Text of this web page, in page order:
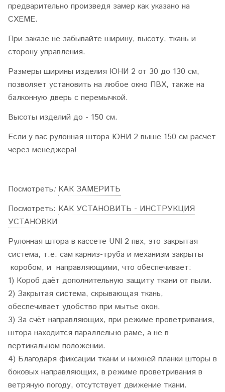
предварительно произведя замер как указано на
СХЕМЕ.
При заказе не забывайте ширину, высоту, ткань и
сторону управления.
Размеры ширины изделия ЮНИ 2 от 30 до 130 см,
позволяет установить на любое окно ПВХ, также на
балконную дверь с перемычкой.
Высоты изделий до - 150 см.
Если у вас рулонная штора ЮНИ 2 выше 150 см расчет
через менеджера!
Посмотреть: КАК ЗАМЕРИТЬ
Посмотреть: КАК УСТАНОВИТЬ - ИНСТРУКЦИЯ
УСТАНОВКИ
Рулонная штора в кассете UNI 2 пвх, это закрытая
система, т.е. сам карниз-труба и механизм закрыты
коробом, и направляющими, что обеспечивает:
1) Короб даёт дополнительную защиту ткани от пыли.
2) Закрытая система, скрывающая ткань,
обеспечивает удобство при мытье окон.
3) За счёт направляющих, при режиме проветривания,
штора находится параллельно раме, а не в
вертикальном положении.
4) Благодаря фиксации ткани и нижней планки шторы в
боковых направляющих, в режиме проветривания в
ветряную погоду, отсутствует движение ткани.